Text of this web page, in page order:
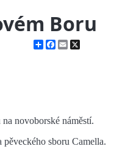
Boru
ShareFacebook
Email
novoborské náměstí.
sboru Camella.